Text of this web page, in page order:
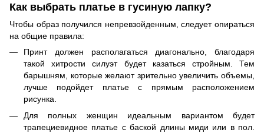
Как выбрать платье в гусиную лапку?
Чтобы образ получился непревзойденным, следует опираться
на общие правила:
Принт должен располагаться диагонально, благодаря
такой хитрости силуэт будет казаться стройным. Тем
барышням, которые желают зрительно увеличить объемы,
лучше подойдет платье с прямым расположением
рисунка.
Для полных женщин идеальным вариантом будет
трапециевидное платье с баской длины миди или в пол.